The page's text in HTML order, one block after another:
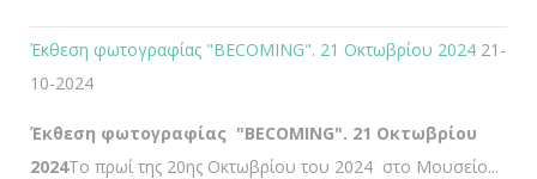
Έκθεση φωτογραφίας "BECOMING". 21 Οκτωβρίου 2024 21-
10-2024
Έκθεση φωτογραφίας "BECOMING". 21 Οκτωβρίου
2024Το πρωί της 20ης Οκτωβρίου του 2024 στο Μουσείο...